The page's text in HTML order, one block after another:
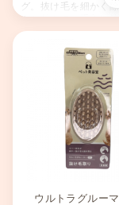
グ。抜け毛を細かく
グシ付きでお手入れ
にくいラバーグリッ
配合。小さなペット
想的なグルーミンググ
ウルトラグルー